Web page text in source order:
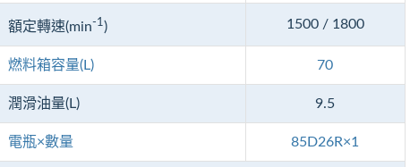
額定轉速(min-1 ) 1500 / 1800
燃料箱容量(L) 70
潤滑油量(L) 9.5
電瓶×數量 85D26R×1